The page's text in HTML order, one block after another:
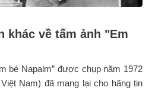
khác về tấm ảnh "Em
bé Napalm” được chụp năm 1972
Nam) đã mang lại cho hãng tin